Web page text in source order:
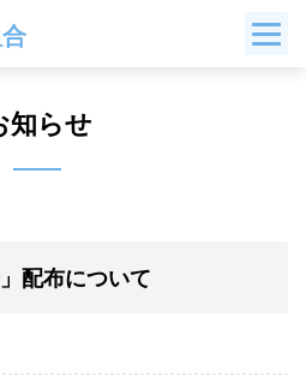
知らせ
配布について